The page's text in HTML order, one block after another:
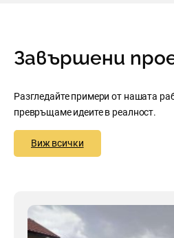
Завършени
Разгледайте примери от нашата
превръщаме идеите в реалност.
Виж всички